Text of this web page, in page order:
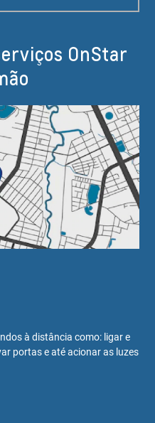
OnStar
à distância como: ligar e
portas e até acionar as luzes